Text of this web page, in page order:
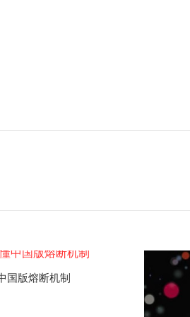
国版熔断机制